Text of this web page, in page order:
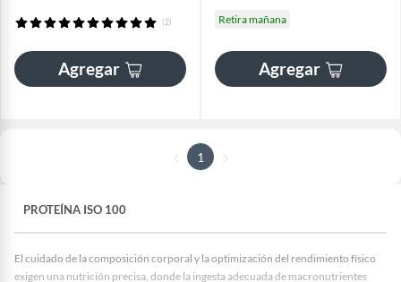
(2)
Agregar
Retira mañana
Agregar
1
PROTEÍNA ISO 100
El cuidado de la composición corporal y la optimización del rendimiento físico
exigen una nutrición precisa, donde la ingesta adecuada de macronutrientes